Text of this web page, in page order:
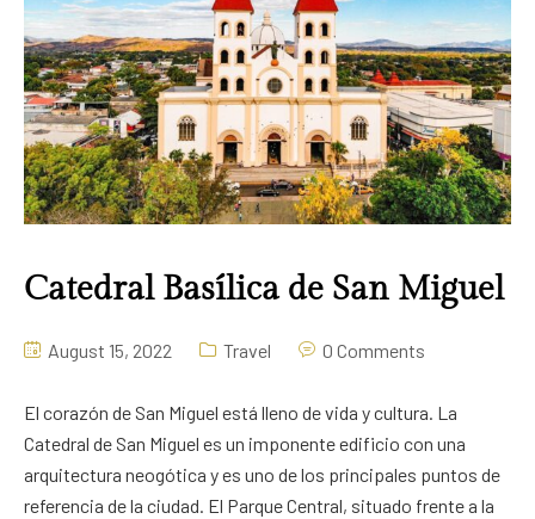
Catedral Basílica de San Miguel
August 15, 2022 Travel 0 Comments
El corazón de San Miguel está lleno de vida y cultura. La
Catedral de San Miguel es un imponente edificio con una
arquitectura neogótica y es uno de los principales puntos de
referencia de la ciudad. El Parque Central, situado frente a la